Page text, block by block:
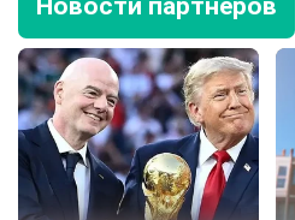
Новости партнеров